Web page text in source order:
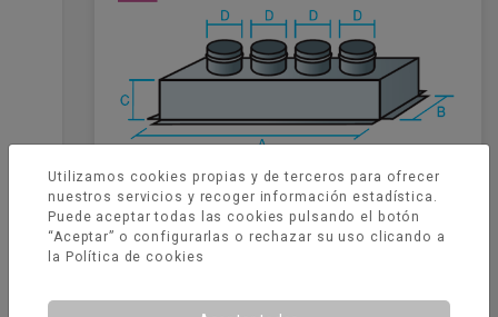
Utilizamos cookies propias y de terceros para ofrecer
nuestros servicios y recoger información estadística.
Puede aceptar todas las cookies pulsando el botón
“Aceptar” o configurarlas o rechazar su uso clicando a
la Política de cookies